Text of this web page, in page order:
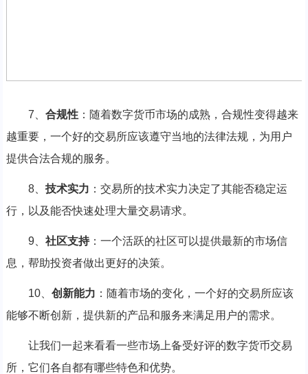
7、 合规性：随着数字货币市场的成熟，合规性变得越来
越重要，一个好的交易所应该遵守当地的法律法规，为用户
提供合法合规的服务。
8、 技术实力 ：交易所的技术实力决定了其能否稳定运
行，以及能否快速处理大量交易请求。
9、 社区支持：一个活跃的社区可以提供最新的市场信
息，帮助投资者做出更好的决策。
10、 创新能力 ：随着市场的变化，一个好的交易所应该
能够不断创新，提供新的产品和服务来满足用户的需求。
让我们一起来看看一些市场上备受好评的数字货币交易
所，它们各自都有哪些特色和优势。